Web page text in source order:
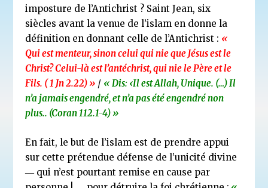
imposture de l’Antichrist ? Saint Jean, six
siècles avant la venue de l’islam en donne la
définition en donnant celle de l’Antichrist : «
Qui est menteur, sinon celui qui nie que Jésus est le
Christ? Celui-là est l’antéchrist, qui nie le Père et le
Fils. ( 1 Jn 2.22) » / « Dis: ‹Il est Allah, Unique. (…) Il
n’a jamais engendré, et n’a pas été engendré non
plus.. (Coran 112.1-4) »
En fait, le but de l’islam est de prendre appui
sur cette prétendue défense de l’unicité divine
― qui n’est pourtant remise en cause par